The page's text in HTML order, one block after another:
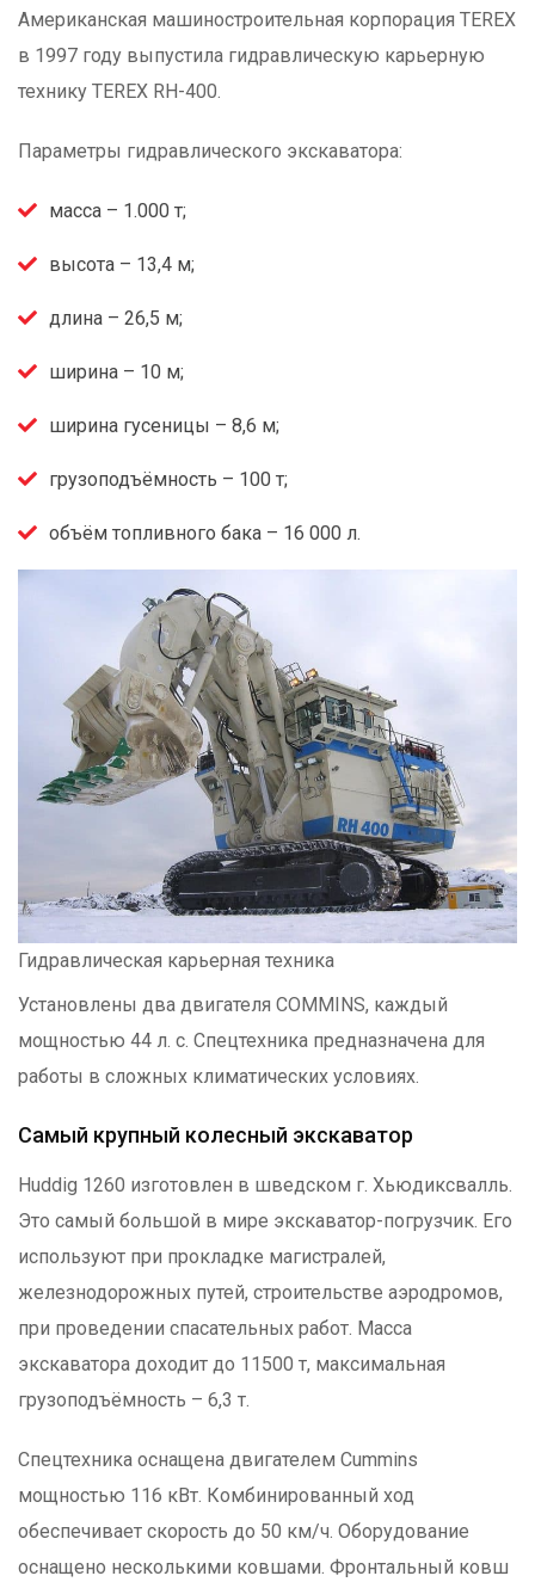
Американская машиностроительная корпорация TEREX
в 1997 году выпустила гидравлическую карьерную
технику TEREX RH-400.
Параметры гидравлического экскаватора:
масса – 1.000 т;
высота – 13,4 м;
длина – 26,5 м;
ширина – 10 м;
ширина гусеницы – 8,6 м;
грузоподъёмность – 100 т;
объём топливного бака – 16 000 л.
Гидравлическая карьерная техника
Установлены два двигателя COMMINS, каждый
мощностью 44 л. с. Спецтехника предназначена для
работы в сложных климатических условиях.
Самый крупный колесный экскаватор
Huddig 1260 изготовлен в шведском г. Хьюдиксвалль.
Это самый большой в мире экскаватор-погрузчик. Его
используют при прокладке магистралей,
железнодорожных путей, строительстве аэродромов,
при проведении спасательных работ. Масса
экскаватора доходит до 11500 т, максимальная
грузоподъёмность – 6,3 т.
Спецтехника оснащена двигателем Cummins
мощностью 116 кВт. Комбинированный ход
обеспечивает скорость до 50 км/ч. Оборудование
оснащено несколькими ковшами. Фронтальный ковш